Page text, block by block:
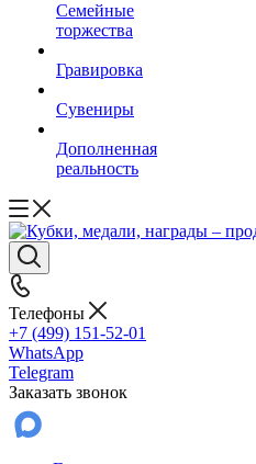
Семейные
торжества
Гравировка
Сувениры
Дополненная
реальность
Телефоны
+7 (499) 151-52-01
WhatsApp
Telegram
Заказать звонок